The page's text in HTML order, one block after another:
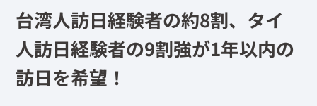
台湾人訪日経験者の約8割、タイ
人訪日経験者の9割強が1年以内の
訪日を希望！